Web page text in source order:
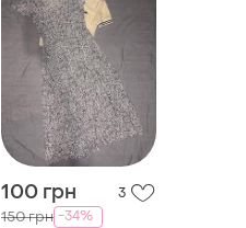
100 грн 3
150 грн -34%